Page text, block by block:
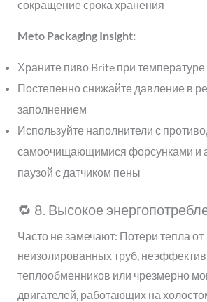
сокращение срока хранения
Meto Packaging Insight:
Храните пиво Brite при температуре
Постепенно снижайте давление в
заполнением
Используйте наполнители с
самоочищающимися форсунками и
паузой с датчиком пены
🔁 8. Высокое
Часто не замечают: Потери тепла от
неизолированных труб,
теплообменников или чрезмерно
двигателей, работающих на